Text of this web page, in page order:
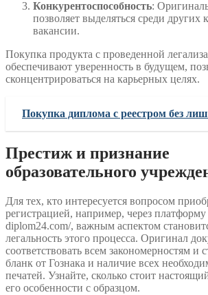
Конкурентоспособность:
позволяет выделяться среди других
вакансии.
Покупка продукта с проведенной
обеспечивают уверенность в будущем,
сконцентрироваться на карьерных целях.
Покупка диплома с реестром без
Престиж и признание
образовательного
Для тех, кто интересуется вопросом
регистрацией, например, через
diplom24.com/, важным аспектом
легальность этого процесса. Оригинал
соответствовать всем закономерностям и
бланк от Гознака и наличие всех
печатей. Узнайте, сколько стоит
его особенности с образцом.